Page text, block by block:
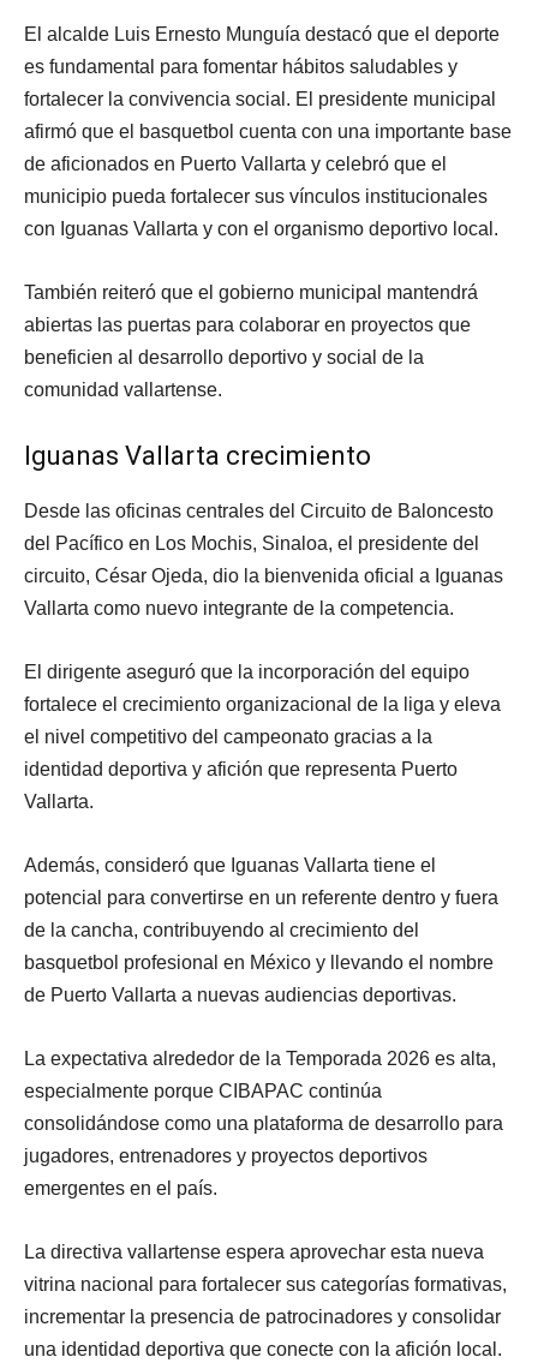
El alcalde Luis Ernesto Munguía destacó que el deporte
es fundamental para fomentar hábitos saludables y
fortalecer la convivencia social. El presidente municipal
afirmó que el basquetbol cuenta con una importante base
de aficionados en Puerto Vallarta y celebró que el
municipio pueda fortalecer sus vínculos institucionales
con Iguanas Vallarta y con el organismo deportivo local.
También reiteró que el gobierno municipal mantendrá
abiertas las puertas para colaborar en proyectos que
beneficien al desarrollo deportivo y social de la
comunidad vallartense.
Iguanas Vallarta crecimiento
Desde las oficinas centrales del Circuito de Baloncesto
del Pacífico en Los Mochis, Sinaloa, el presidente del
circuito, César Ojeda, dio la bienvenida oficial a Iguanas
Vallarta como nuevo integrante de la competencia.
El dirigente aseguró que la incorporación del equipo
fortalece el crecimiento organizacional de la liga y eleva
el nivel competitivo del campeonato gracias a la
identidad deportiva y afición que representa Puerto
Vallarta.
Además, consideró que Iguanas Vallarta tiene el
potencial para convertirse en un referente dentro y fuera
de la cancha, contribuyendo al crecimiento del
basquetbol profesional en México y llevando el nombre
de Puerto Vallarta a nuevas audiencias deportivas.
La expectativa alrededor de la Temporada 2026 es alta,
especialmente porque CIBAPAC continúa
consolidándose como una plataforma de desarrollo para
jugadores, entrenadores y proyectos deportivos
emergentes en el país.
La directiva vallartense espera aprovechar esta nueva
vitrina nacional para fortalecer sus categorías formativas,
incrementar la presencia de patrocinadores y consolidar
una identidad deportiva que conecte con la afición local.